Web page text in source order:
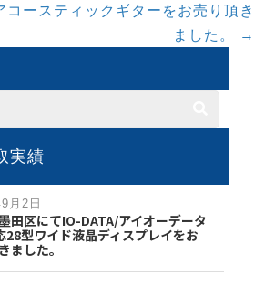
ースティックギターをお売り頂き
ました。 →
実績
月2日
田区にてIO-DATA/アイオーデータ
28型ワイド液晶ディスプレイをお
ました。